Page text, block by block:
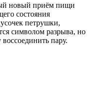
новый приём пищи
состояния
петрушки,
символом разрыва, но
пару.